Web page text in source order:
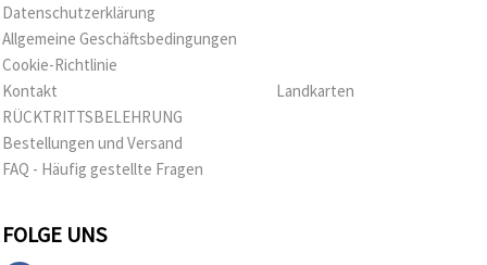
Datenschutzerklärung
Allgemeine Geschäftsbedingungen
Cookie-Richtlinie
Kontakt
RÜCKTRITTSBELEHRUNG
Bestellungen und Versand
FAQ - Häufig gestellte Fragen
Landkarten
FOLGE UNS